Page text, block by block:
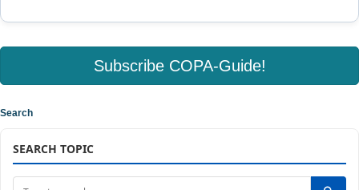
Subscribe COPA-Guide!
Search
SEARCH TOPIC